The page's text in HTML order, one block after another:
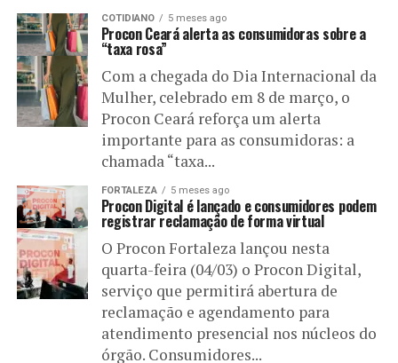
COTIDIANO 5 meses ago
Procon Ceará alerta as consumidoras sobre a
“taxa rosa”
Com a chegada do Dia Internacional da
Mulher, celebrado em 8 de março, o
Procon Ceará reforça um alerta
importante para as consumidoras: a
chamada “taxa...
FORTALEZA 5 meses ago
Procon Digital é lançado e consumidores podem
registrar reclamação de forma virtual
O Procon Fortaleza lançou nesta
quarta-feira (04/03) o Procon Digital,
serviço que permitirá abertura de
reclamação e agendamento para
atendimento presencial nos núcleos do
órgão. Consumidores...